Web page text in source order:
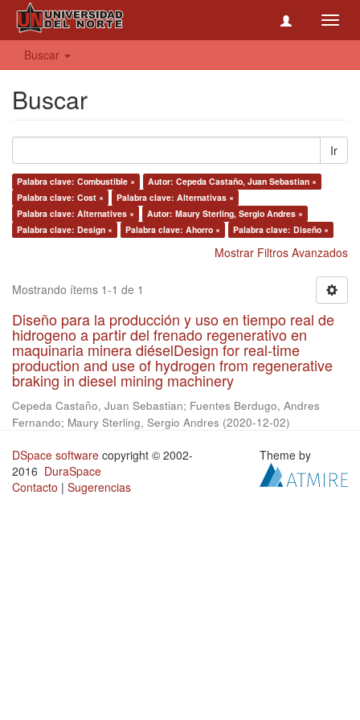
Buscar
Buscar
Ir
Palabra clave: Combustible ×
Autor: Cepeda Castaño, Juan Sebastian ×
Palabra clave: Cost ×
Palabra clave: Alternativas ×
Palabra clave: Alternatives ×
Autor: Maury Sterling, Sergio Andres ×
Palabra clave: Design ×
Palabra clave: Ahorro × Palabra clave: Diseño ×
Mostrar Filtros Avanzados
Mostrando ítems 1-1 de 1
Diseño para la producción y uso en tiempo real de
hidrogeno a partir del frenado regenerativo en
maquinaria minera diéselDesign for real-time
production and use of hydrogen from regenerative
braking in diesel mining machinery
Cepeda Castaño, Juan Sebastian; Fuentes Berdugo, Andres
Fernando; Maury Sterling, Sergio Andres (2020-12-02)
DSpace software copyright © 2002-
2016 DuraSpace
Contacto | Sugerencias
Theme by